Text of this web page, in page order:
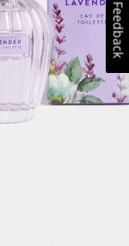
Feedback